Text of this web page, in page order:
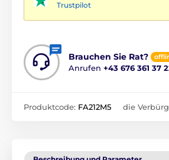
Trustpilot
Brauchen Sie Rat?
Anrufen +43 676 361 37
Produktcode: FA212M5 die